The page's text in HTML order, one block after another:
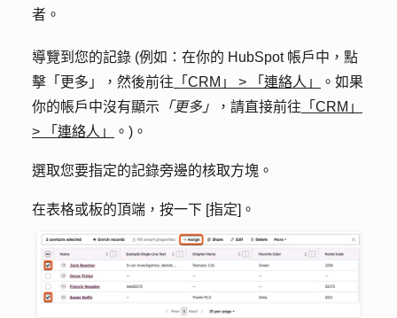
者。
導覽到您的記錄 (例如：在你的 HubSpot 帳戶中，點
擊 「更多」 ，然後前往 「CRM」 > 「連絡人」
。如果
你的帳戶中沒有顯示 「更多」 ，請直接前往 「CRM」
>
「連絡人」 。)。
選取您要指定的記錄旁邊的核取方塊 。
在表格或板的頂端，按一下 [指定] 。